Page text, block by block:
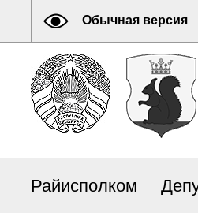
Обычная версия
Райисполком